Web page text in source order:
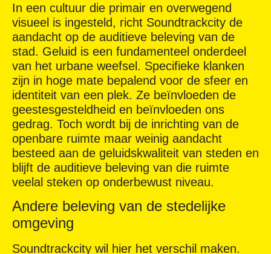
In een cultuur die primair en overwegend
visueel is ingesteld, richt Soundtrackcity de
aandacht op de auditieve beleving van de
stad. Geluid is een fundamenteel onderdeel
van het urbane weefsel. Specifieke klanken
zijn in hoge mate bepalend voor de sfeer en
identiteit van een plek. Ze beïnvloeden de
geestesgesteldheid en beïnvloeden ons
gedrag. Toch wordt bij de inrichting van de
openbare ruimte maar weinig aandacht
besteed aan de geluidskwaliteit van steden en
blijft de auditieve beleving van die ruimte
veelal steken op onderbewust niveau.
Andere beleving van de stedelijke
omgeving
Soundtrackcity wil hier het verschil maken.